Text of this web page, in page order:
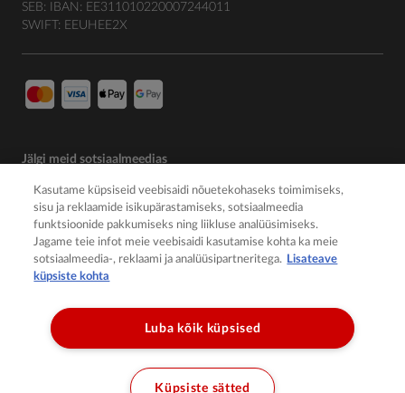
SEB: IBAN: EE311010220007244011
SWIFT: EEUHEE2X
Jälgi meid sotsiaalmeedias
Kasutame küpsiseid veebisaidi nõuetekohaseks toimimiseks,
sisu ja reklaamide isikupärastamiseks, sotsiaalmeedia
funktsioonide pakkumiseks ning liikluse analüüsimiseks.
Jagame teie infot meie veebisaidi kasutamise kohta ka meie
sotsiaalmeedia-, reklaami ja analüüsipartneritega. Lisateave
küpsiste kohta
Luba kõik küpsised
Küpsiste sätted